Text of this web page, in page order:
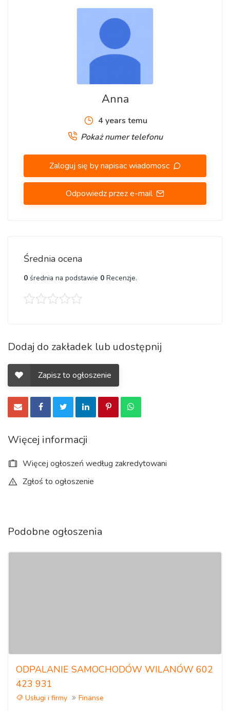
Anna
4 years temu
Pokaż numer telefonu
Zaloguj się by napisac wiadomosc
Odpowiedz przez e-mail
Średnia ocena
0 średnia na podstawie 0 Recenzje.
Dodaj do zakładek lub udostępnij
Zapisz to ogłoszenie
Więcej informacji
Więcej ogłoszeń według zakredytowani
Zgłoś to ogłoszenie
Podobne ogłoszenia
ODPALANIE SAMOCHODÓW WILANÓW 602
423 931
Usługi i firmy
Finanse